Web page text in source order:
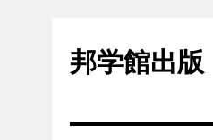
テ
ン
ス
邦学館出版